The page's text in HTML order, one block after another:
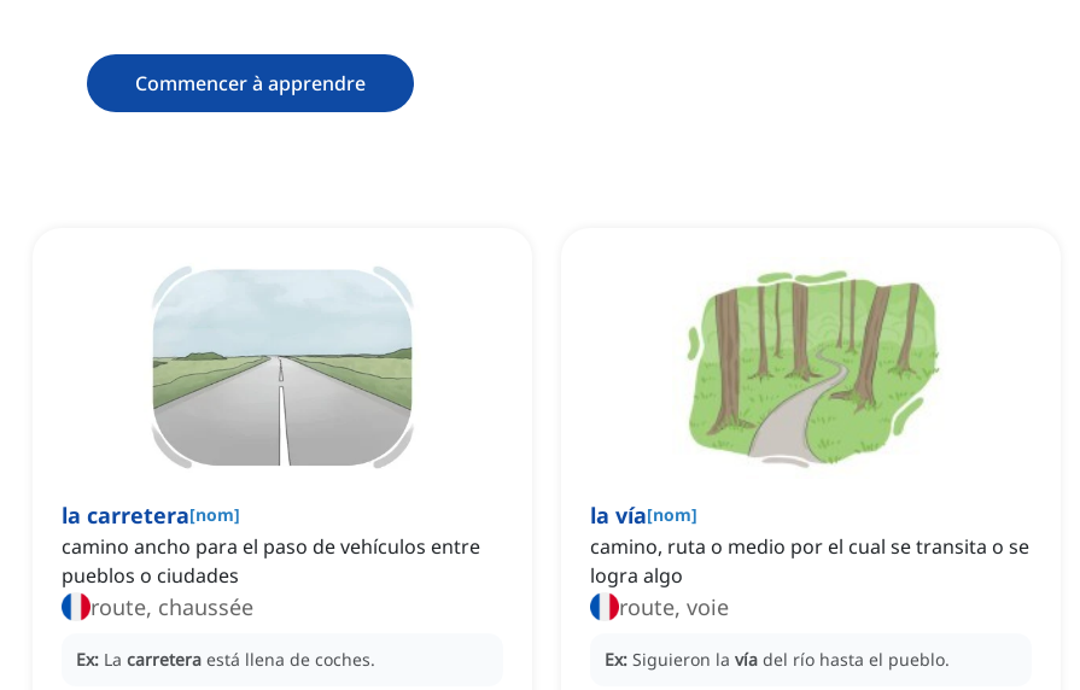
Commencer à apprendre
la carretera[nom]
camino ancho para el paso de vehículos entre
pueblos o ciudades
route, chaussée
Ex: La carretera está llena de coches.
la vía[nom]
camino, ruta o medio por el cual se transita o se
logra algo
route, voie
Ex: Siguieron la vía del río hasta el pueblo.